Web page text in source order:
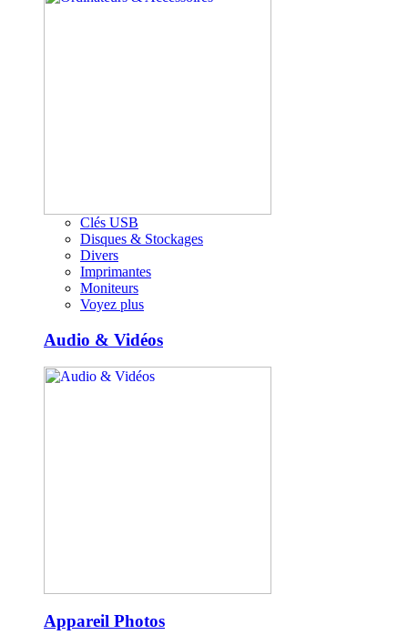
Clés USB
Disques & Stockages
Divers
Imprimantes
Moniteurs
Voyez plus
Audio & Vidéos
Appareil Photos